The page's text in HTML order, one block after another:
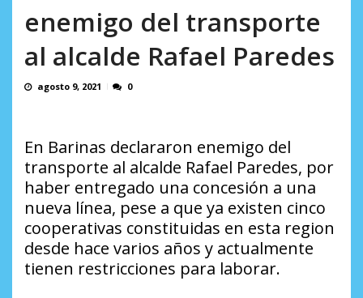
enemigo del transporte
al alcalde Rafael Paredes
agosto 9, 2021 0
En Barinas declararon enemigo del
transporte al alcalde Rafael Paredes, por
haber entregado una concesión a una
nueva línea, pese a que ya existen cinco
cooperativas constituidas en esta region
desde hace varios años y actualmente
tienen restricciones para laborar.